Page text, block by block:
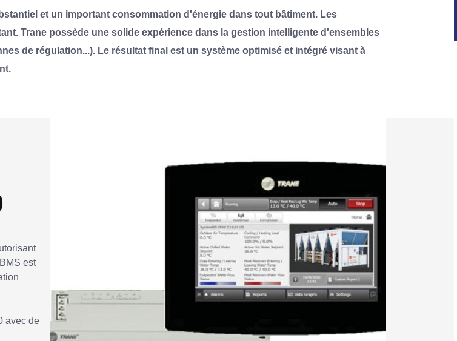
et un important consommation d'énergie dans tout bâtiment. Les
Trane possède une solide expérience dans la gestion intelligente d'ensembles
de régulation...). Le résultat final est un système optimisé et intégré visant à
est
avec de